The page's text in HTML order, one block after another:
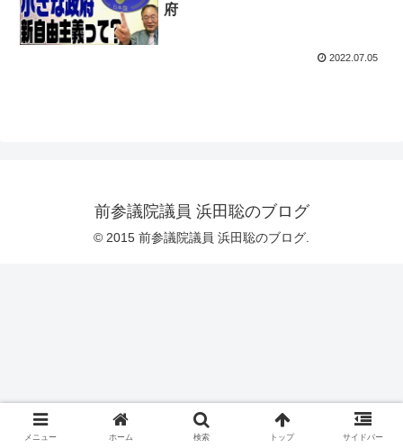
府
2022.07.05
前参議院議員 浜田聡のブログ
© 2015 前参議院議員 浜田聡のブログ.
メニュー ホーム 検索 トップ サイドバー